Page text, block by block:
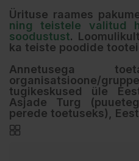
Ürituse raames
ning teistele valitud
soodustust.
ka teiste poodide
Annetusega
organisatsioone/
tugikeskused üle
Asjade Turg
perede toetuseks),